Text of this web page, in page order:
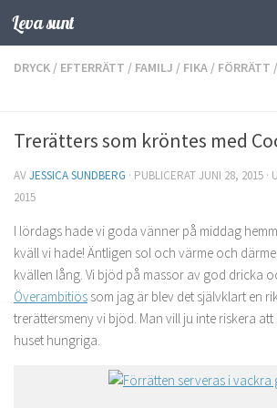
Hoppa till innehåll
Leva sunt
DRYCK / EFTERRÄTT / FAMILJ / FIKA / FÖRRÄTT /
Trerätters som kröntes med
AVJESSICA SUNDBERG · PUBLICERATJUNI 28, 2015 ·
2015
I lördags hade vi goda vänner på middag
kväll vi hade! Äntligen sol och värme och
kvällen lång. Vi bjöd på massor av god dricka
Överambitiös som jag är blev det självklart en
trerättersmeny vi bjöd. Man vill ju inte riskera
huset hungriga.